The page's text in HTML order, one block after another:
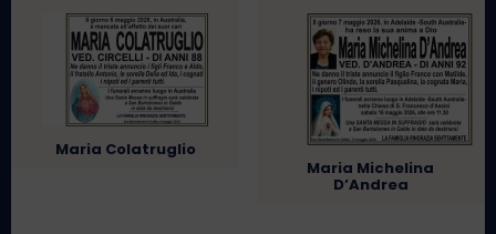
Maria Colatruglio
Maria Michelina
D’Andrea